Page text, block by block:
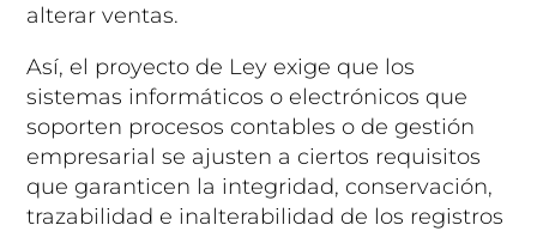
alterar ventas.
Así, el proyecto de Ley exige que los
sistemas informáticos o electrónicos que
soporten procesos contables o de gestión
empresarial se ajusten a ciertos requisitos
que garanticen la integridad, conservación,
trazabilidad e inalterabilidad de los registros